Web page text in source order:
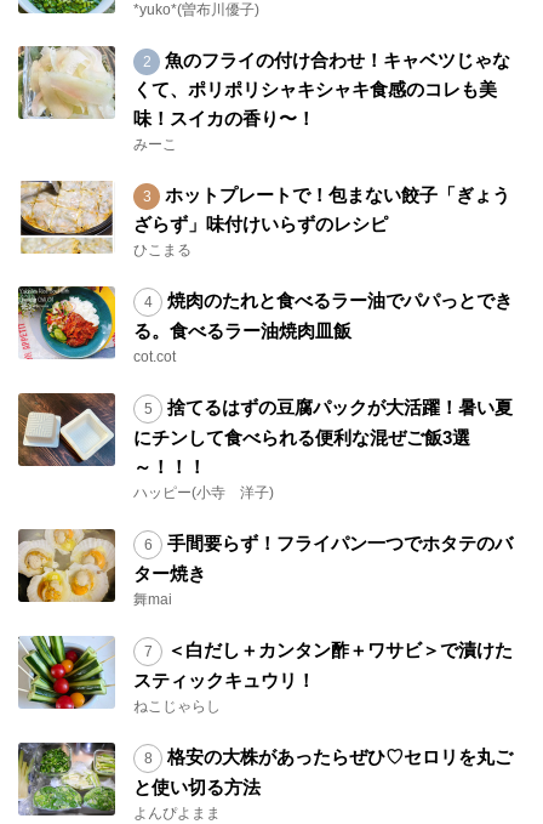
*yuko*(曽布川優子)
魚のフライの付け合わせ！キャベツじゃな
くて、ポリポリシャキシャキ食感のコレも美
味！スイカの香り〜！
みーこ
ホットプレートで！包まない餃子「ぎょう
ざらず」味付けいらずのレシピ
ひこまる
焼肉のたれと食べるラー油でパパっとでき
る。食べるラー油焼肉皿飯
cot.cot
捨てるはずの豆腐パックが大活躍！暑い夏
にチンして食べられる便利な混ぜご飯3選
～！！！
ハッピー(小寺 洋子)
手間要らず！フライパン一つでホタテのバ
ター焼き
舞mai
＜白だし＋カンタン酢＋ワサビ＞で漬けた
スティックキュウリ！
ねこじゃらし
格安の大株があったらぜひ♡セロリを丸ご
と使い切る方法
よんぴよまま